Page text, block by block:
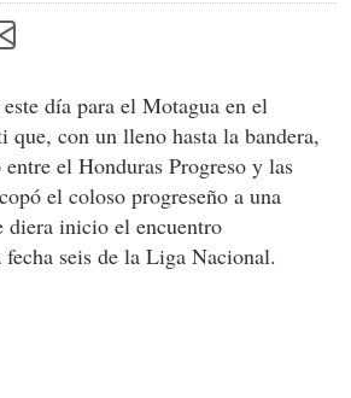
día para el Motagua en el
con un lleno hasta la bandera,
el Honduras Progreso y las
el coloso progreseño a una
diera inicio el encuentro
seis de la Liga Nacional.